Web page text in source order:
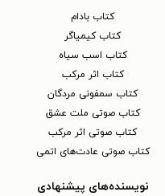
کتاب بادام
کتاب کیمیاگر
کتاب اسب سیاه
کتاب اثر مرکب
کتاب سمفونی مردگان
کتاب صوتی ملت عشق
کتاب صوتی اثر مرکب
کتاب صوتی عادت‌های اتمی
نویسنده‌های پیشنهادی